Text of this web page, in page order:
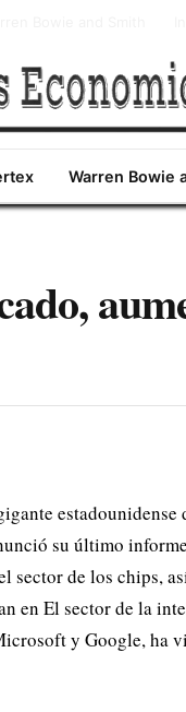
Warren Bowie
estadounidense
su último
sector de los chips,
en El sector de la
y Google, ha